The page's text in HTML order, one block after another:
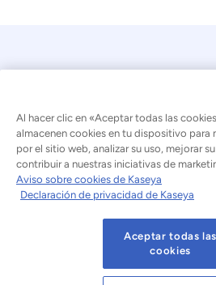
© 2026 Kaseya. Todos los
Español (América Latina)
Declaración sobre la
Condiciones
Declaración de privacidad
Al hacer clic en «Aceptar todas las
almacenen cookies en tu dispositivo para
por el sitio web, analizar su uso, mejorar
contribuir a nuestras iniciativas de
Aviso sobre cookies de Kaseya
Declaración de privacidad de Kaseya
Aceptar todas las
cookies